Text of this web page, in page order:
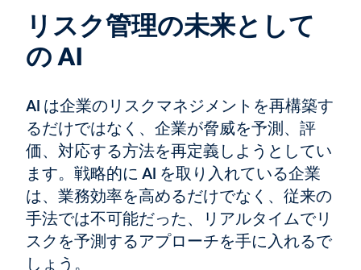
リスク管理の未来として
の AI
AI は企業のリスクマネジメントを再構築す
るだけではなく、企業が脅威を予測、評
価、対応する方法を再定義しようとしてい
ます。戦略的に AI を取り入れている企業
は、業務効率を高めるだけでなく、従来の
手法では不可能だった、リアルタイムでリ
スクを予測するアプローチを手に入れるで
しょう。